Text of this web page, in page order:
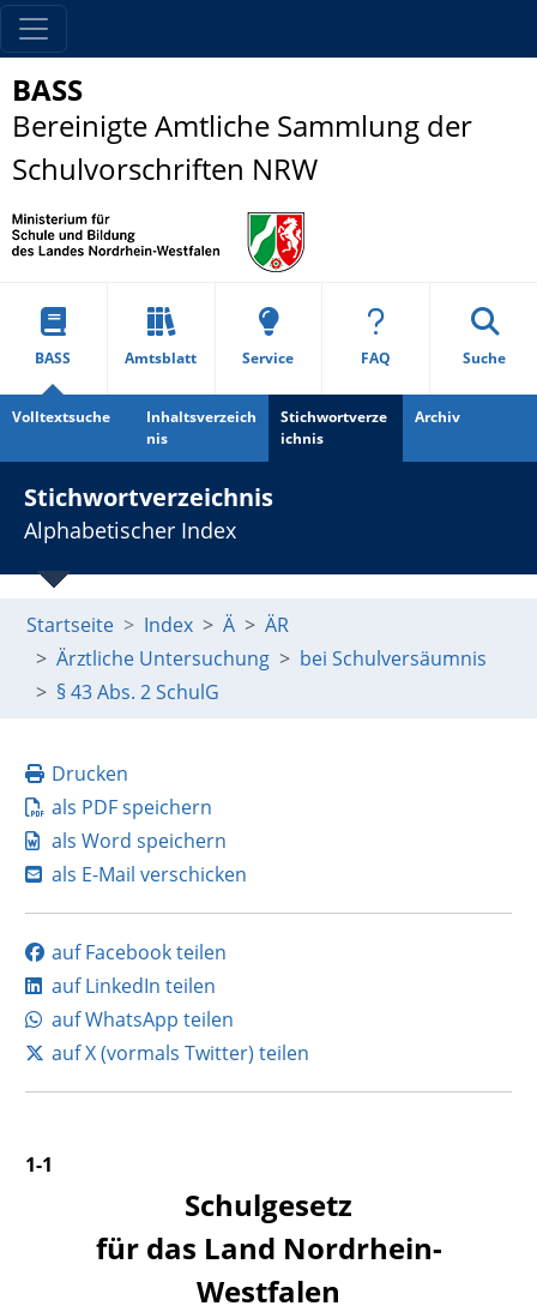
BASS
Bereinigte Amtliche Sammlung der
Schulvorschriften NRW
BASS Amtsblatt Service FAQ Suche
Volltextsuche
Inhaltsverzeich
nis
Stichwortverze
ichnis
Archiv
Stichwortverzeichnis
Alphabetischer Index
Startseite Index Ä
ÄR
Ärztliche Untersuchung
bei Schulversäumnis
§ 43 Abs. 2 SchulG
Drucken
als PDF speichern
als Word speichern
als E-Mail verschicken
auf Facebook teilen
auf LinkedIn teilen
auf WhatsApp teilen
auf X (vormals Twitter) teilen
1-1
Schulgesetz
für das Land Nordrhein-
Westfalen